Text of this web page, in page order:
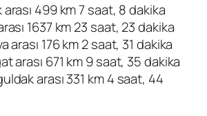
499 km 7 saat, 8 dakika
1637 km 23 saat, 23 dakika
arası 176 km 2 saat, 31 dakika
arası 671 km 9 saat, 35 dakika
arası 331 km 4 saat, 44